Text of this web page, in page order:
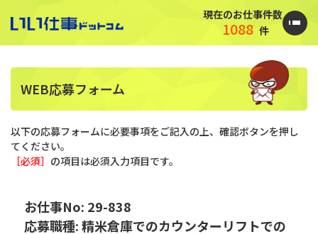
現在のお仕事件数
1088 件
WEB応募フォーム
以下の応募フォームに必要事項をご記入の上、確認ボタンを押し
てください。
［必須］ の項目は必須入力項目です。
お仕事No: 29-838
応募職種: 精米倉庫でのカウンターリフトでの